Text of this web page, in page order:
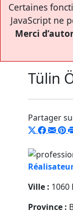
Certaines
JavaScript ne
Merci
Tülin
Partager
Ville : 1060
Province :